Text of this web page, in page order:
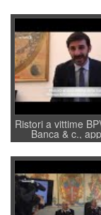
Ristori a vittime
Banca & c.,
sottosegretario
Villarosa: per
convochi con Di
a supporto della
regia al